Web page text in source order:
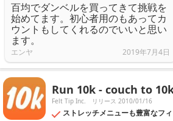
百均でダンベルを買ってきて挑戦を
始めてます。初心者用のもあってカ
ウントもしてくれるのでいいと思い
ます。
エンヤ 2019年7月4日
Run 10k - couch to
Felt Tip Inc. リリース 2010/01/16
ストレッチメニューも豊富なフ